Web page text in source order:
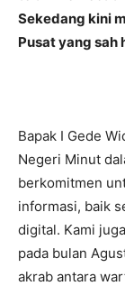
Sekedang kini
Pusat yang sah
Bapak I Gede
Negeri Minut
berkomitmen
informasi, baik
digital. Kami
pada bulan
akrab antara